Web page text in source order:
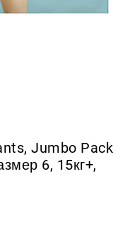
Jumbo Pack
6, 15кг+,